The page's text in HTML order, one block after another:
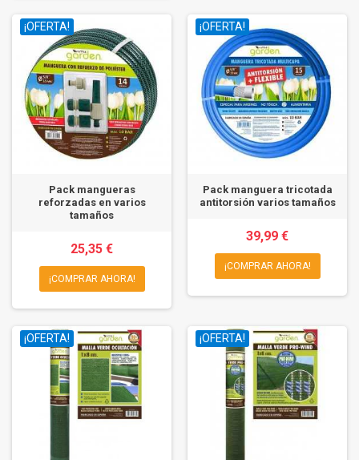
¡OFERTA!
Pack mangueras
reforzadas en varios
tamaños
25,35 €
¡COMPRAR AHORA!
¡OFERTA!
Pack manguera tricotada
antitorsión varios tamaños
39,99 €
¡COMPRAR AHORA!
¡OFERTA! ¡OFERTA!